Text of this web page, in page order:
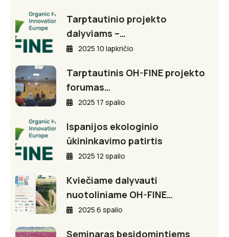
Tarptautinio projekto
dalyviams –…
2025 10 lapkričio
Tarptautinis OH-FINE projekto
forumas…
2025 17 spalio
Ispanijos ekologinio
ūkininkavimo patirtis
2025 12 spalio
Kviečiame dalyvauti
nuotoliniame OH-FINE…
2025 6 spalio
Seminaras besidomintiems